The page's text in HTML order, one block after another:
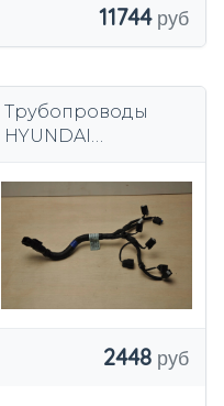
11744
Трубопроводы
HYUNDAI
2022 г.
2448